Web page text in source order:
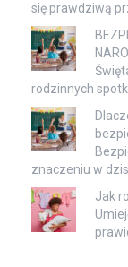
się prawdziwą
rodzinnych
znaczeniu w
Jak